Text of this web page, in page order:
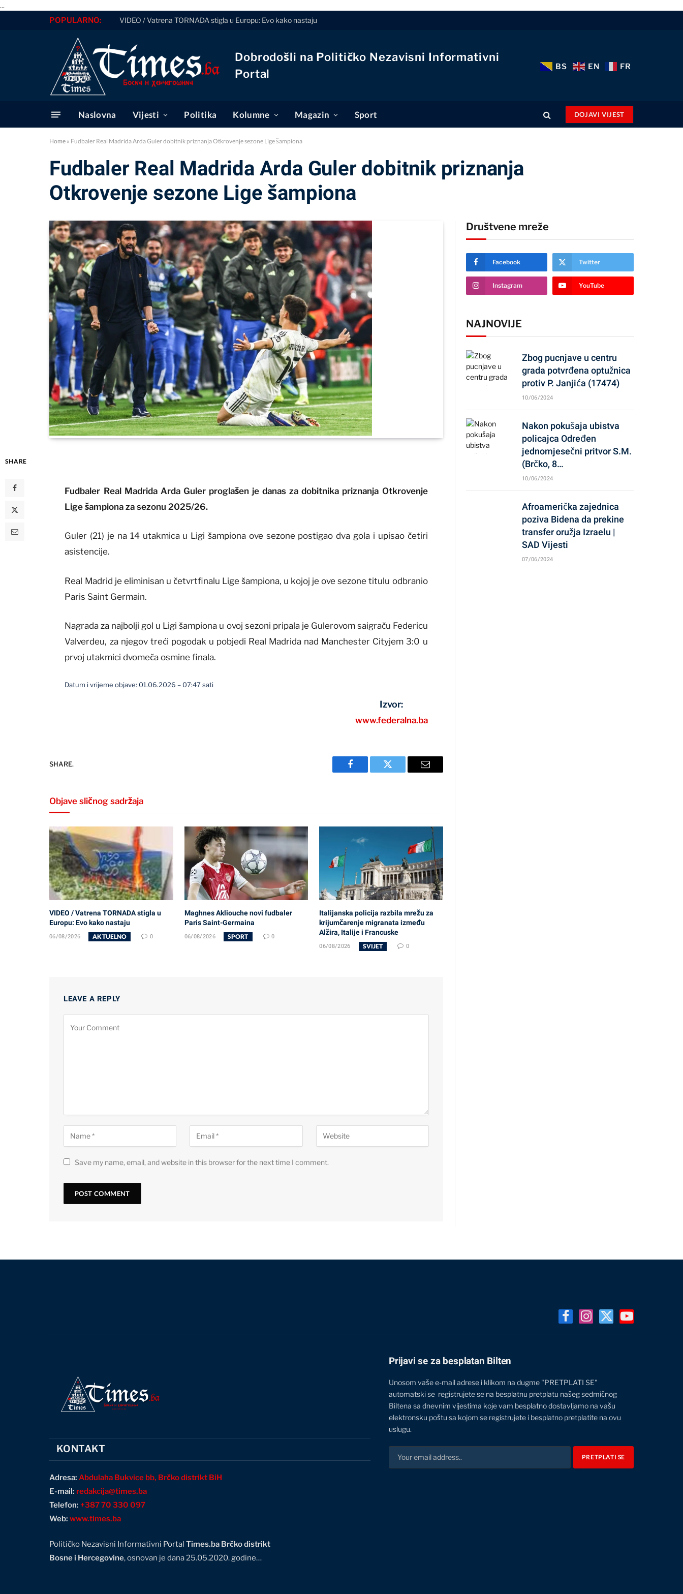
...
POPULARNO: VIDEO / Vatrena TORNADA stigla u Europu: Evo kako nastaju
Dobrodošli na Političko Nezavisni Informativni
Portal
BS EN FR
Naslovna Vijesti Politika Kolumne Magazin Sport DOJAVI VIJEST
Home » Fudbaler Real Madrida Arda Guler dobitnik priznanja Otkrovenje sezone Lige šampiona
Fudbaler Real Madrida Arda Guler dobitnik priznanja
Otkrovenje sezone Lige šampiona
SHARE
Fudbaler Real Madrida Arda Guler proglašen je danas za dobitnika priznanja Otkrovenje
Lige šampiona za sezonu 2025/26.
Guler (21) je na 14 utakmica u Ligi šampiona ove sezone postigao dva gola i upisao četiri
asistencije.
Real Madrid je eliminisan u četvrtfinalu Lige šampiona, u kojoj je ove sezone titulu odbranio
Paris Saint Germain.
Nagrada za najbolji gol u Ligi šampiona u ovoj sezoni pripala je Gulerovom saigraču Federicu
Valverdeu, za njegov treći pogodak u pobjedi Real Madrida nad Manchester Cityjem 3:0 u
prvoj utakmici dvomeča osmine finala.
Datum i vrijeme objave: 01.06.2026 – 07:47 sati
Izvor:
www.federalna.ba
SHARE.
Facebook Twitter Email
Objave sličnog sadržaja
VIDEO / Vatrena TORNADA stigla u
Europu: Evo kako nastaju
06/08/2026 AKTUELNO 0
Maghnes Akliouche novi fudbaler
Paris Saint-Germaina
06/08/2026 SPORT 0
Italijanska policija razbila mrežu za
krijumčarenje migranata između
Alžira, Italije i Francuske
06/08/2026 SVIJET 0
LEAVE A REPLY
Save my name, email, and website in this browser for the next time I comment.
Društvene mreže
Facebook Twitter
Instagram YouTube
NAJNOVIJE
Zbog pucnjave u centru
grada potvrđena optužnica
protiv P. Janjića (17474)
10/06/2024
Nakon pokušaja ubistva
policajca Određen
jednomjesečni pritvor S.M.
(Brčko, 8…
10/06/2024
Afroamerička zajednica
poziva Bidena da prekine
transfer oružja Izraelu |
SAD Vijesti
07/06/2024
FacebookInstagram
X
YouTube
KONTAKT
Adresa: Abdulaha Bukvice bb, Brčko distrikt BiH
E-mail: redakcija@times.ba
Telefon: +387 70 330 097
Web: www.times.ba
Političko Nezavisni Informativni Portal Times.ba Brčko distrikt
Bosne i Hercegovine, osnovan je dana 25.05.2020. godine…
Prijavi se za besplatan Bilten
Unosom vaše e-mail adrese i klikom na dugme "PRETPLATI SE"
automatski se registrujete se na besplatnu pretplatu našeg sedmičnog
Biltena sa dnevnim vijestima koje vam besplatno dostavljamo na vašu
elektronsku poštu sa kojom se registrujete i besplatno pretplatite na ovu
uslugu.